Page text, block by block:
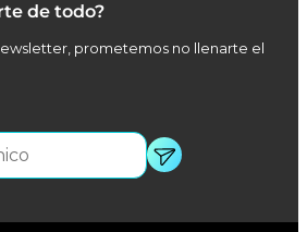
de todo?
prometemos no llenarte el